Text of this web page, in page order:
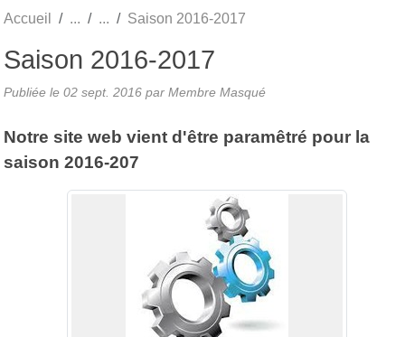
Accueil Saison 2016-2017
Saison 2016-2017
Publiée le 02 sept. 2016 par Membre Masqué
Notre site web vient d'être paramêtré pour la
saison 2016-207